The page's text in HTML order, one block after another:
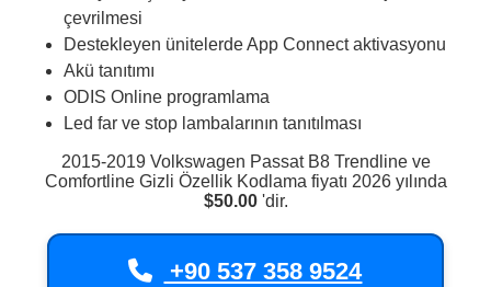
çevrilmesi
Destekleyen ünitelerde App Connect aktivasyonu
Akü tanıtımı
ODIS Online programlama
Led far ve stop lambalarının tanıtılması
2015-2019 Volkswagen Passat B8 Trendline ve
Comfortline Gizli Özellik Kodlama fiyatı 2026 yılında
$50.00 'dir.
+90 537 358 9524